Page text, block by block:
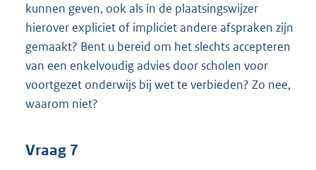
kunnen geven, ook als in de plaatsingswijzer
hierover expliciet of impliciet andere afspraken zijn
gemaakt? Bent u bereid om het slechts accepteren
van een enkelvoudig advies door scholen voor
voortgezet onderwijs bij wet te verbieden? Zo nee,
waarom niet?
Vraag 7